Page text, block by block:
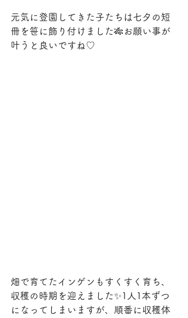
元気に登園してきた子たちは七夕の短
冊を笹に飾り付けました🎋お願い事が
叶うと良いですね♡
畑で育てたインゲンもすくすく育ち、
収穫の時期を迎えました✨1人1本ずつ
になってしまいますが、順番に収穫体